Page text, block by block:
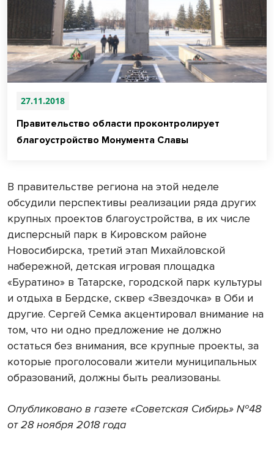
27.11.2018
Правительство области проконтролирует
благоустройство Монумента Славы
В правительстве региона на этой неделе
обсудили перспективы реализации ряда других
крупных проектов благоустройства, в их числе
дисперсный парк в Кировском районе
Новосибирска, третий этап Михайловской
набережной, детская игровая площадка
«Буратино» в Татарске, городской парк культуры
и отдыха в Бердске, сквер «Звездочка» в Оби и
другие. Сергей Семка акцентировал внимание на
том, что ни одно предложение не должно
остаться без внимания, все крупные проекты, за
которые проголосовали жители муниципальных
образований, должны быть реализованы.
Опубликовано в газете «Советская Сибирь» №48
от 28 ноября 2018 года